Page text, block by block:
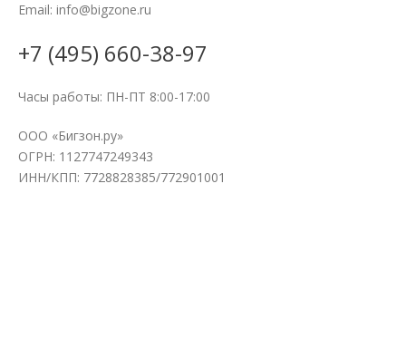
Email: info@bigzone.ru
+7 (495) 660-38-97
Часы работы: ПН-ПТ 8:00-17:00
ООО «Бигзон.ру»
ОГРН: 1127747249343
ИНН/КПП: 7728828385/772901001